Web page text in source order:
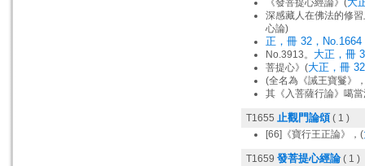
《發菩提心經論》(
深感藏人在佛法的修
心論)
正，冊 32，No.1664
No.3913。 大正，冊
菩提心》(大正，冊
(全名為《誡王寶鬘》
其《入菩薩行論》噶
T1655 止觀門論頌 ( 1 )
[66]《寶行王正論》，(
T1659 發菩提心經論 ( 1 )